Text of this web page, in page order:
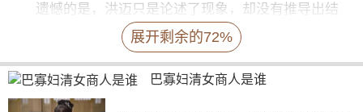
遗憾的是，洪迈只是论述了现象，却没有推导出结
论：由官僚构成的行政组织的效率远远高于依靠血缘关系
这种官僚系统的利弊也是同时存在的，君主与官僚组
织既是从属的上下级关系，也是权力相互侵犯的关系。于
展开剩余的72%
巴寡妇清女商人是谁